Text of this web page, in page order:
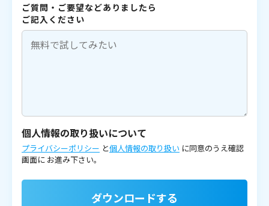
ご質問・ご要望などありましたら
ご記入ください
個人情報の取り扱いについて
プライバシーポリシー と個人情報の取り扱い に同意のうえ確認
画面に お進み下さい。
ダウンロードする